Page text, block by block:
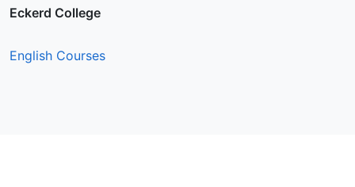
Eckerd College
English Courses